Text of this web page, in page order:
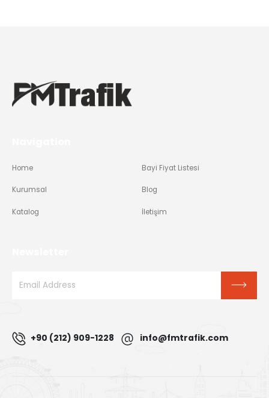
Home
Kurumsal
Katalog
Bayi Fiyat Listesi
Blog
İletişim
+90 (212) 909-1228 info@fmtrafik.com